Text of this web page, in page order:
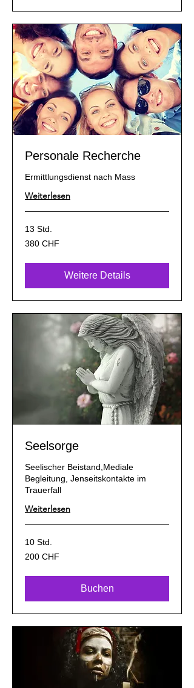
Personale Recherche
Ermittlungsdienst nach Mass
Weiterlesen
13 Std.
380
Schweizer
380 CHF
Weitere Details
Seelsorge
Seelischer Beistand,Mediale
Begleitung, Jenseitskontakte im
Trauerfall
Weiterlesen
10 Std.
200
Schweizer
200 CHF
Buchen